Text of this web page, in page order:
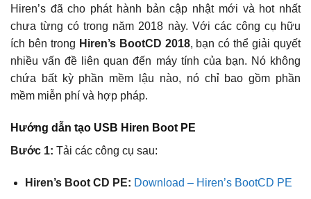
Hiren’s đã cho phát hành bản cập nhật mới và hot nhất
chưa từng có trong năm 2018 này. Với các công cụ hữu
ích bên trong Hiren’s BootCD 2018, bạn có thể giải quyết
nhiều vấn đề liên quan đến máy tính của bạn. Nó không
chứa bất kỳ phần mềm lậu nào, nó chỉ bao gồm phần
mềm miễn phí và hợp pháp.
Hướng dẫn tạo USB Hiren Boot PE
Bước 1: Tải các công cụ sau:
Hiren’s Boot CD PE: Download – Hiren’s BootCD PE